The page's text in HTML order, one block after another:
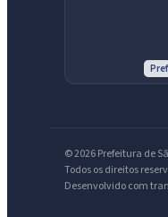
© 2026 Prefeitura de
Todos os direitos
Desenvolvido com
licitações, estrutura